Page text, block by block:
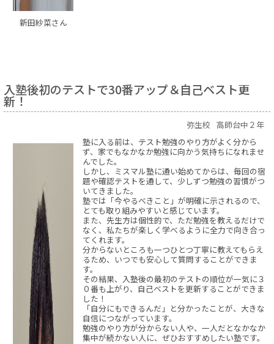
新田紗菜さん
入塾後初のテストで30番アップ＆自己ベスト更
新！
弥生校 高師台中２年
塾に入る前は、テスト勉強のやり方がよく分から
ず、家でもなかなか勉強に向かう気持ちになれませ
んでした。
しかし、ミスマル塾に通い始めてからは、毎回の宿
題や確認テストを通して、少しずつ勉強の習慣がつ
いてきました。
塾では「今やるべきこと」が明確に示されるので、
とても取り組みやすいと感じています。
また、先生方は個性的で、ただ勉強を教えるだけで
なく、私たちが楽しく学べるように全力で向き合っ
てくれます。
分からないところも一つひとつ丁寧に教えてもらえ
るため、いつでも安心して質問することができま
す。
その結果、入塾後の最初のテストの順位が一気に３
０番も上がり、自己ベストを更新することができま
した！
「自分にもできるんだ」と分かったことが、大きな
自信につながっています。
勉強のやり方が分からない人や、一人だとなかなか
集中が続かない人に、ぜひおすすめしたい塾です。